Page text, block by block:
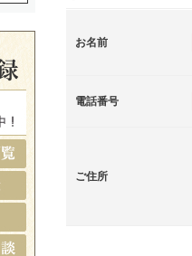
お名前
電話番号
ご住所